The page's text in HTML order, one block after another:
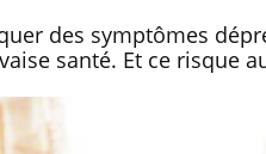
des symptômes
santé. Et ce risque